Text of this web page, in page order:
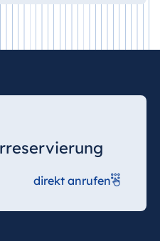
direkt anrufen